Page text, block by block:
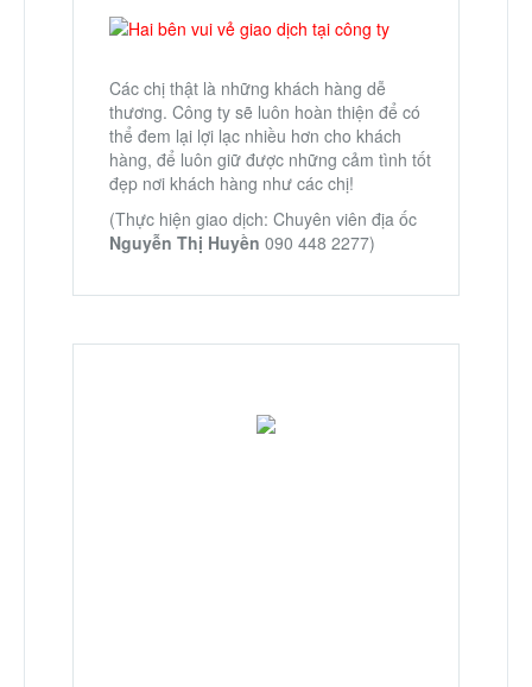
Các chị thật là những khách hàng dễ
thương. Công ty sẽ luôn hoàn thiện để có
thể đem lại lợi lạc nhiều hơn cho khách
hàng, để luôn giữ được những cảm tình tốt
đẹp nơi khách hàng như các chị!
(Thực hiện giao dịch: Chuyên viên địa ốc
Nguyễn Thị Huyền 090 448 2277)